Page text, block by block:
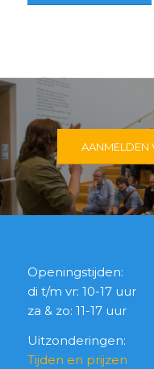
AANMELDEN
Openingstijden:
di t/m vr: 10-17 uur
za & zo: 11-17 uur
Uitzonderingen:
Tijden en prijzen